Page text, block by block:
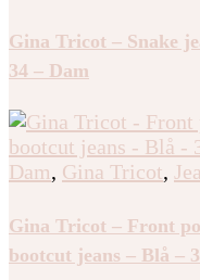
Gina Tricot – Snake
34 – Dam
Dam, Gina Tricot,
Gina Tricot – Front
bootcut jeans – Blå –